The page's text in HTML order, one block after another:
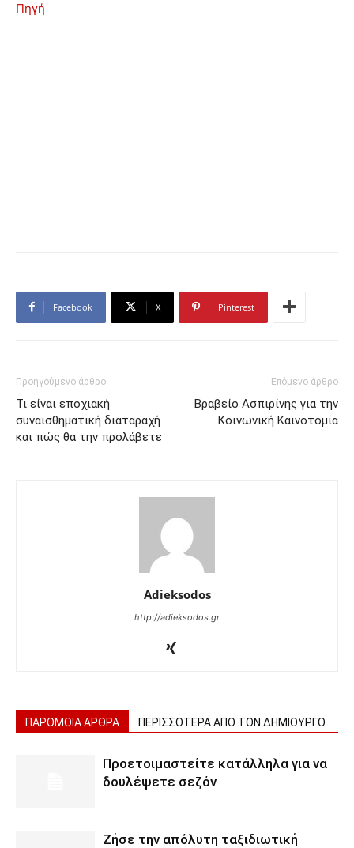
Πηγή
Facebook X Pinterest
Προηγούμενο άρθρο
Τι είναι εποχιακή
συναισθηματική διαταραχή
και πώς θα την προλάβετε
Επόμενο άρθρο
Βραβείο Ασπιρίνης για την
Κοινωνική Καινοτομία
Adieksodos
http://adieksodos.gr
ΠΑΡΟΜΟΙΑ ΑΡΘΡΑ ΠΕΡΙΣΣΟΤΕΡΑ ΑΠΟ ΤΟΝ ΔΗΜΙΟΥΡΓΟ
Προετοιμαστείτε κατάλληλα για να
δουλέψετε σεζόν
Ζήσε την απόλυτη ταξιδιωτική